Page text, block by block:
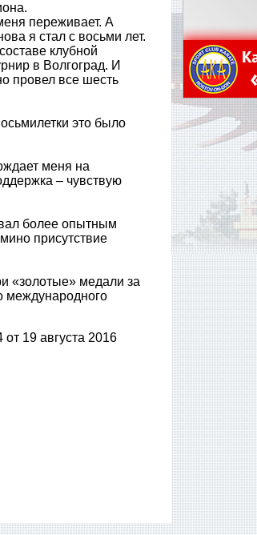
переживает. А
я стал с восьми лет.
клубной
в Волгоград. И
провел все шесть
это было
меня на
– чувствую
более опытным
присутствие
«золотые» медали за
международного
19 августа 2016